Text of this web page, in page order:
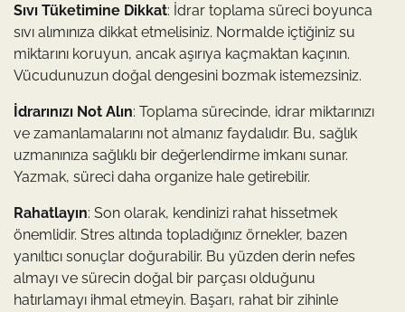
Sıvı Tüketimine Dikkat: İdrar toplama süreci boyunca
sıvı alımınıza dikkat etmelisiniz. Normalde içtiğiniz su
miktarını koruyun, ancak aşırıya kaçmaktan kaçının.
Vücudunuzun doğal dengesini bozmak istemezsiniz.
İdrarınızı Not Alın: Toplama sürecinde, idrar miktarınızı
ve zamanlamalarını not almanız faydalıdır. Bu, sağlık
uzmanınıza sağlıklı bir değerlendirme imkanı sunar.
Yazmak, süreci daha organize hale getirebilir.
Rahatlayın: Son olarak, kendinizi rahat hissetmek
önemlidir. Stres altında topladığınız örnekler, bazen
yanıltıcı sonuçlar doğurabilir. Bu yüzden derin nefes
almayı ve sürecin doğal bir parçası olduğunu
hatırlamayı ihmal etmeyin. Başarı, rahat bir zihinle